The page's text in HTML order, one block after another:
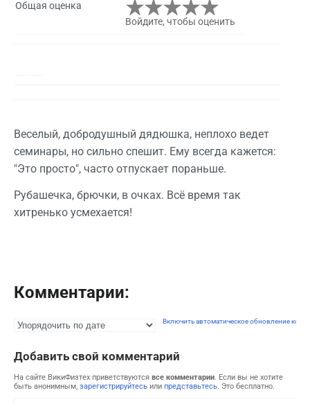
Общая оценка
Войдите, чтобы оценить
Веселый, добродушный дядюшка, неплохо ведет
семинары, но сильно спешит. Ему всегда кажется:
"Это просто", часто отпускает пораньше.
Рубашечка, брючки, в очках. Всё время так
хитренько усмехается!
Комментарии:
Включить автоматическое обновление
Добавить свой комментарий
На сайте ВикиФизтех приветствуются все комментарии. Если вы не хотите
быть анонимным, зарегистрируйтесь или представьтесь. Это бесплатно.